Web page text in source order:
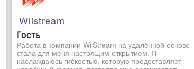
Wilstream
Гость
Работа в компании WilStream на удалённой основе
стала для меня настоящим открытием. Я
наслаждаюсь гибкостью, которую предоставляет